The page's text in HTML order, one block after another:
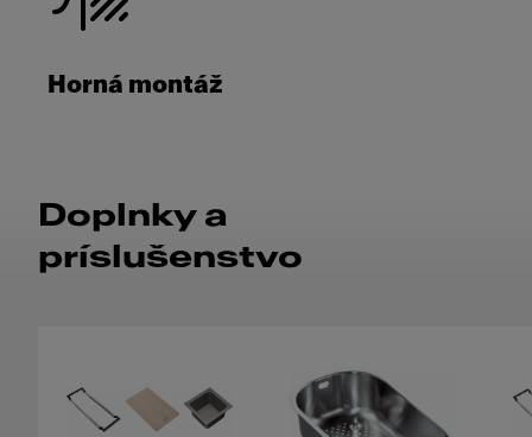
Horná montáž
Doplnky a
príslušenstvo